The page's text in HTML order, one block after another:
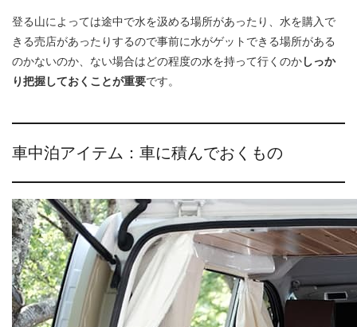
登る山によっては途中で水を汲める場所があったり、水を購入で
きる売店があったりするので事前に水がゲットできる場所がある
のかないのか、ない場合はどの程度の水を持って行くのかしっか
り把握しておくことが重要です。
車中泊アイテム：車に積んでおくもの